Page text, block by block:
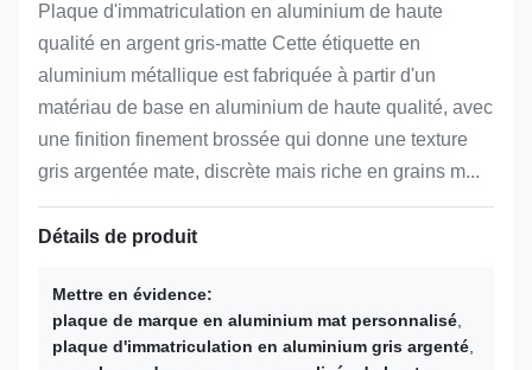
Plaque d'immatriculation en aluminium de haute
qualité en argent gris-matte Cette étiquette en
aluminium métallique est fabriquée à partir d'un
matériau de base en aluminium de haute qualité, avec
une finition finement brossée qui donne une texture
gris argentée mate, discrète mais riche en grains m...
Détails de produit
Mettre en évidence:
plaque de marque en aluminium mat personnalisé
plaque d'immatriculation en aluminium gris argenté